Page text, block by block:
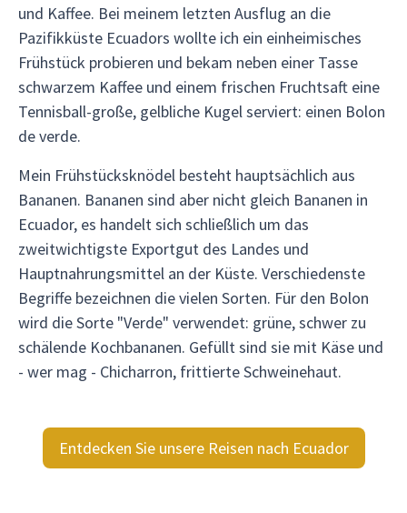
und Kaffee. Bei meinem letzten Ausflug an die
Pazifikküste Ecuadors wollte ich ein einheimisches
Frühstück probieren und bekam neben einer Tasse
schwarzem Kaffee und einem frischen Fruchtsaft eine
Tennisball-große, gelbliche Kugel serviert: einen Bolon
de verde.
Mein Frühstücksknödel besteht hauptsächlich aus
Bananen. Bananen sind aber nicht gleich Bananen in
Ecuador, es handelt sich schließlich um das
zweitwichtigste Exportgut des Landes und
Hauptnahrungsmittel an der Küste. Verschiedenste
Begriffe bezeichnen die vielen Sorten. Für den Bolon
wird die Sorte "Verde" verwendet: grüne, schwer zu
schälende Kochbananen. Gefüllt sind sie mit Käse und
- wer mag - Chicharron, frittierte Schweinehaut.
Entdecken Sie unsere Reisen nach Ecuador